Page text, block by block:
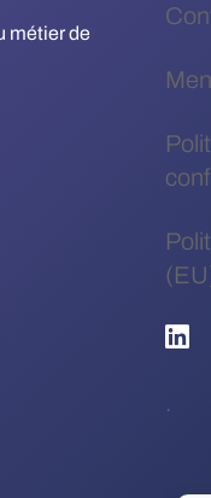
métier de
.